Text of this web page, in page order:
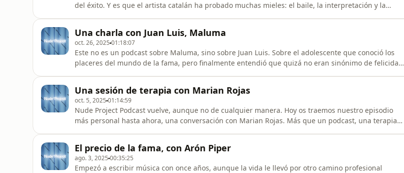
del éxito. Y es que el artista catalán ha probado muchas mieles: el baile, la interpretación y la
la indust
Una charla con Juan Luis, Maluma
oct. 26, 2025 01:18:07
Este no es un podcast sobre Maluma, sino sobre Juan Luis. Sobre el adolescente que conoció los
placeres del mundo de la fama, pero finalmente entendió que quizá no eran sinónimo de felicidad.
Una sesión de terapia con Marian Rojas
oct. 5, 2025 01:14:59
Nude Project Podcast vuelve, aunque no de cualquier manera. Hoy os traemos nuestro episodio
más personal hasta ahora, una conversación con Marian Rojas. Más que un podcast, una terapia
El precio de la fama, con Arón Piper
ago. 3, 2025 00:35:25
Empezó a escribir música con once años, aunque la vida le llevó por otro camino profesional